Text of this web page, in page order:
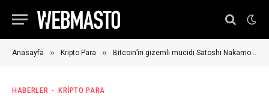
Anasayfa » Kripto Para » Bitcoin’in gizemli mucidi Satoshi Nakamoto 51 yaşına girdi
HABERLER KRIPTO PARA